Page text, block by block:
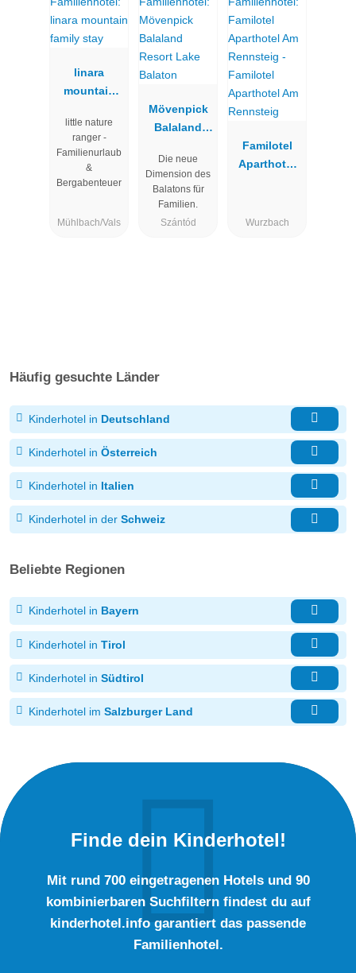
linara
mountain
little nature
ranger -
Familienurlaub
&
Bergabenteuer
Mühlbach/Vals
Mövenpick
Balaland
Balaton
Die neue
Dimension des
Balatons für
Familien.
Szántód
Familotel
Aparthotel
Wurzbach
Häufig gesuchte Länder
Kinderhotel in Deutschland
Kinderhotel in Österreich
Kinderhotel in Italien
Kinderhotel in der Schweiz
Beliebte Regionen
Kinderhotel in Bayern
Kinderhotel in Tirol
Kinderhotel in Südtirol
Kinderhotel im Salzburger Land
Finde dein Kinderhotel!
Mit rund 700 eingetragenen Hotels und 90
kombinierbaren Suchfiltern findest du auf
kinderhotel.info garantiert das passende
Familienhotel.